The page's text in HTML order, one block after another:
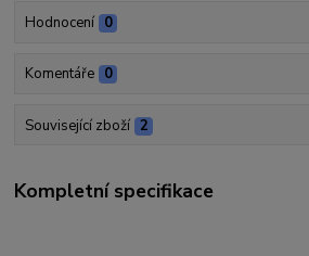
Hodnocení 0
Komentáře 0
Související zboží 2
Kompletní specifikace